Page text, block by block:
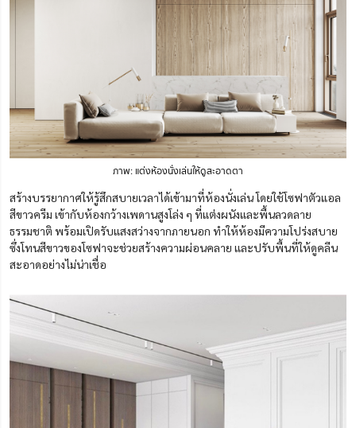
ภาพ: แต่งห้องนั่งเล่นให้ดูสะอาดตา
สร้างบรรยากาศให้รู้สึกสบายเวลาได้เข้ามาที่ห้องนั่งเล่น โดยใช้โซฟาตัวแอล
สีขาวครีม เข้ากับห้องกว้างเพดานสูงโล่ง ๆ ที่แต่งผนังและพื้นลวดลาย
ธรรมชาติ พร้อมเปิดรับแสงสว่างจากภายนอก ทำให้ห้องมีความโปร่งสบาย
ซึ่งโทนสีขาวของโซฟาจะช่วยสร้างความผ่อนคลาย และปรับพื้นที่ให้ดูคลีน
สะอาดอย่างไม่น่าเชื่อ